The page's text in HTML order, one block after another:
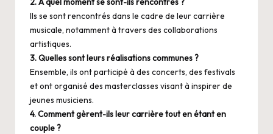
Ils se sont rencontrés dans le cadre de leur carrière
musicale, notamment à travers des collaborations
artistiques.
3. Quelles sont leurs réalisations communes ?
Ensemble, ils ont participé à des concerts, des festivals
et ont organisé des masterclasses visant à inspirer de
jeunes musiciens.
4. Comment gèrent-ils leur carrière tout en étant en
couple ?